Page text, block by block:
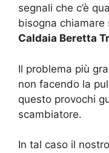
segnali che c’è
bisogna
Caldaia Beretta
Il problema più
non facendo la
questo provochi
scambiatore.
In tal caso il